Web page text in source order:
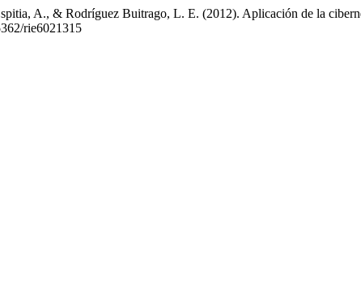
A., & Rodríguez Buitrago, L. E. (2012). Aplicación de la
rie6021315